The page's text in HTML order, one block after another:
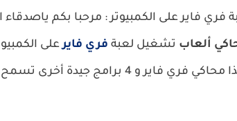
فري فاير على الكمبيوتر : مرحبا بكم
ألعاب تشغيل لعبة فري فايرعلى
فاير و 4 برامج جيدة أخرى تسمح لك بلعب